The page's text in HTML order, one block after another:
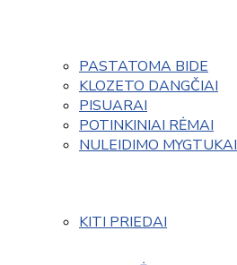
PASTATOMA BIDE
KLOZETO DANGČIAI
PISUARAI
POTINKINIAI RĖMAI
NULEIDIMO MYGTUKAI
KITI PRIEDAI